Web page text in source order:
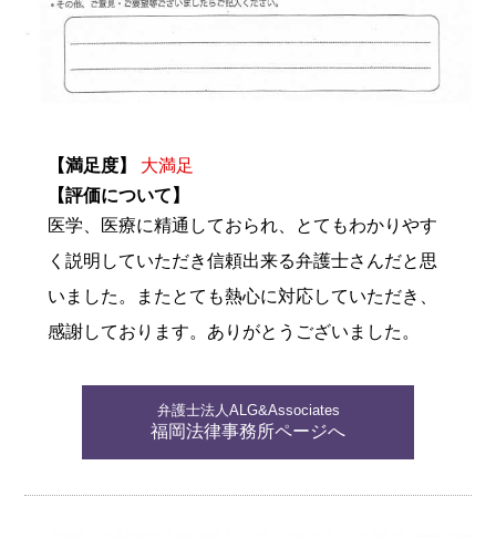
【満足度】
大満足
【評価について】
医学、医療に精通しておられ、とてもわかりやす
く説明していただき信頼出来る弁護士さんだと思
いました。またとても熱心に対応していただき、
感謝しております。ありがとうございました。
弁護士法人ALG&Associates
福岡法律事務所ページへ